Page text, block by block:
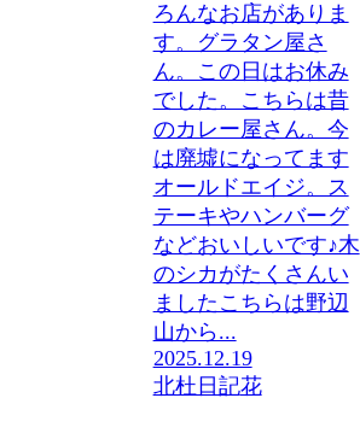
ろんなお店がありま
す。グラタン屋さ
ん。この日はお休み
でした。こちらは昔
のカレー屋さん。今
は廃墟になってます
オールドエイジ。ス
テーキやハンバーグ
などおいしいです♪木
のシカがたくさんい
ましたこちらは野辺
山から...
2025.12.19
北杜日記花